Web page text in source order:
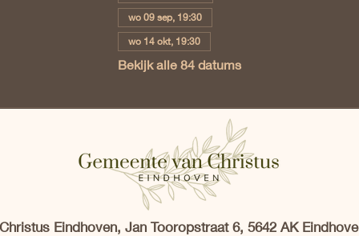
wo 09 sep, 19:30
wo 14 okt, 19:30
Bekijk alle 84 datums
Eindhoven, Jan Tooropstraat 6, 5642 AK